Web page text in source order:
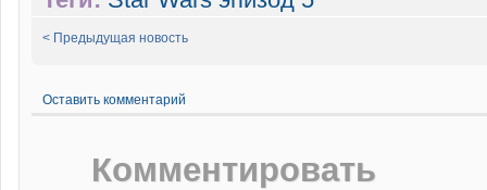
< Предыдущая новость
Оставить комментарий
Комментировать